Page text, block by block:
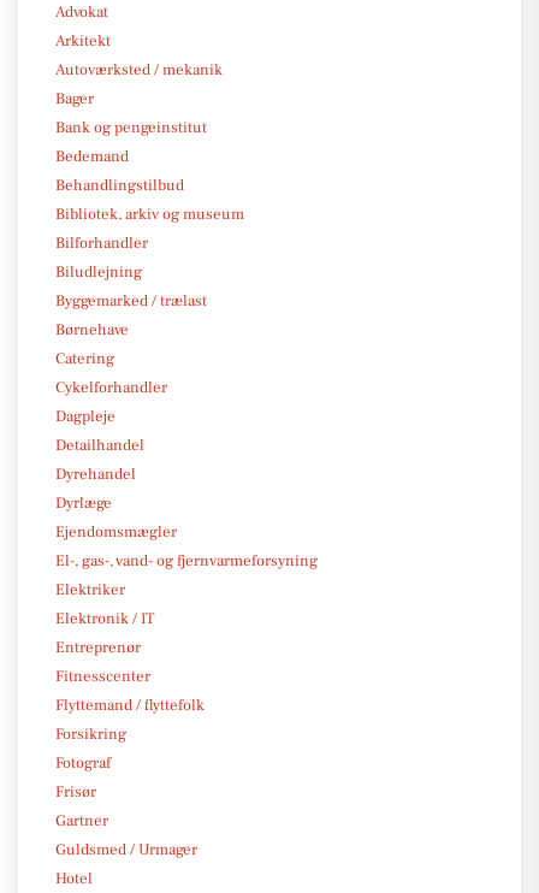
Advokat
Arkitekt
Autoværksted / mekanik
Bager
Bank og pengeinstitut
Bedemand
Behandlingstilbud
Bibliotek, arkiv og museum
Bilforhandler
Biludlejning
Byggemarked / trælast
Børnehave
Catering
Cykelforhandler
Dagpleje
Detailhandel
Dyrehandel
Dyrlæge
Ejendomsmægler
El-, gas-, vand- og fjernvarmeforsyning
Elektriker
Elektronik / IT
Entreprenør
Fitnesscenter
Flyttemand / flyttefolk
Forsikring
Fotograf
Frisør
Gartner
Guldsmed / Urmager
Hotel